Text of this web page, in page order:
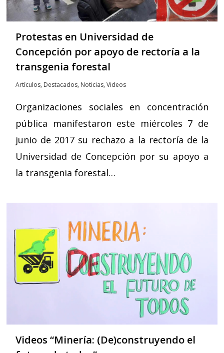
Protestas en Universidad de
Concepción por apoyo de rectoría a la
transgenia forestal
Artículos, Destacados, Noticias,Videos
Organizaciones sociales en concentración
pública manifestaron este miércoles 7 de
junio de 2017 su rechazo a la rectoría de la
Universidad de Concepción por su apoyo a
la transgenia forestal…
Videos “Minería: (De)construyendo el